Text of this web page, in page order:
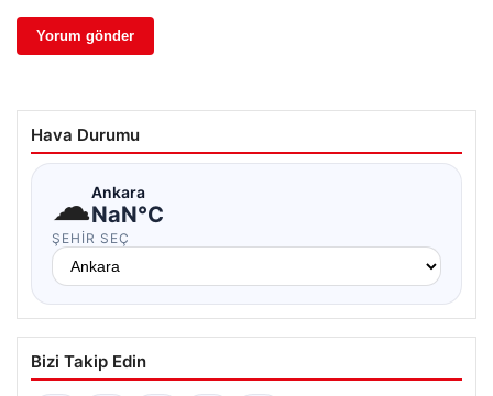
Hava Durumu
☁Ankara
NaN°C
ŞEHIR SEÇ
Bizi Takip Edin